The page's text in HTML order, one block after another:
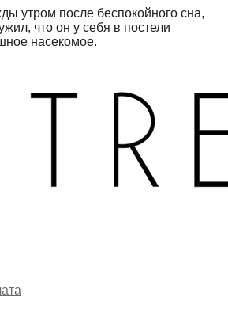
утром после беспокойного сна,
что он у себя в постели
насекомое.